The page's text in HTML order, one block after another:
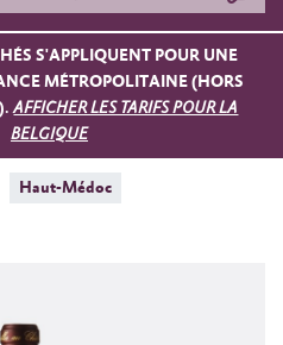
S'APPLIQUENT POUR UNE
MÉTROPOLITAINE (HORS
AFFICHER LES TARIFS POUR LA
BELGIQUE
Haut-Médoc